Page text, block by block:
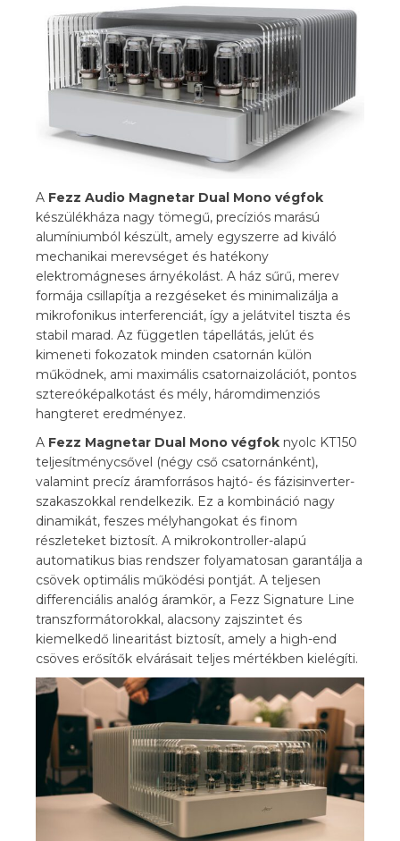
A Fezz Audio Magnetar Dual Mono végfok
készülékháza nagy tömegű, precíziós marású
alumíniumból készült, amely egyszerre ad kiváló
mechanikai merevséget és hatékony
elektromágneses árnyékolást. A ház sűrű, merev
formája csillapítja a rezgéseket és minimalizálja a
mikrofonikus interferenciát, így a jelátvitel tiszta és
stabil marad. Az független tápellátás, jelút és
kimeneti fokozatok minden csatornán külön
működnek, ami maximális csatornaizolációt, pontos
sztereóképalkotást és mély, háromdimenziós
hangteret eredményez.
A Fezz Magnetar Dual Mono végfok nyolc KT150
teljesítménycsővel (négy cső csatornánként),
valamint precíz áramforrásos hajtó- és fázisinverter-
szakaszokkal rendelkezik. Ez a kombináció nagy
dinamikát, feszes mélyhangokat és finom
részleteket biztosít. A mikrokontroller-alapú
automatikus bias rendszer folyamatosan garantálja a
csövek optimális működési pontját. A teljesen
differenciális analóg áramkör, a Fezz Signature Line
transzformátorokkal, alacsony zajszintet és
kiemelkedő linearitást biztosít, amely a high-end
csöves erősítők elvárásait teljes mértékben kielégíti.